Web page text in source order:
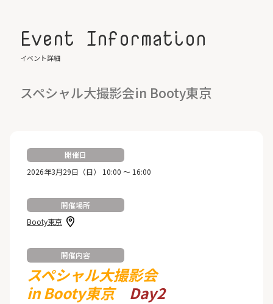
Event Information
イベント詳細
スペシャル大撮影会in Booty東京
開催日
2026年3月29日（日） 10:00 ～ 16:00
開催場所
Booty東京
開催内容
スペシャル大撮影会
in Booty東京 Day2